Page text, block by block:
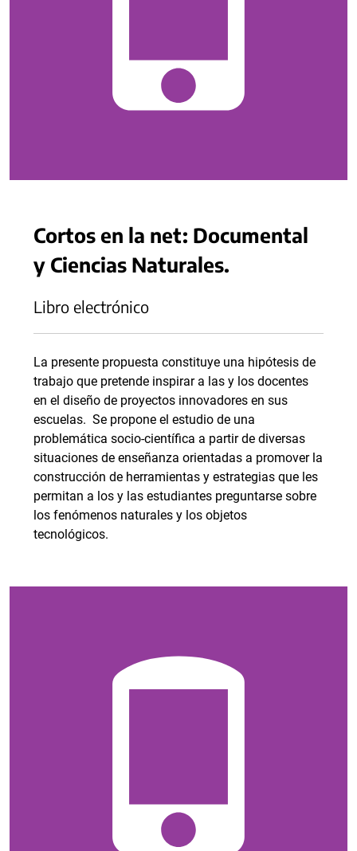
Cortos en la net: Documental
y Ciencias Naturales.
Libro electrónico
La presente propuesta constituye una hipótesis de
trabajo que pretende inspirar a las y los docentes
en el diseño de proyectos innovadores en sus
escuelas. Se propone el estudio de una
problemática socio-científica a partir de diversas
situaciones de enseñanza orientadas a promover la
construcción de herramientas y estrategias que les
permitan a los y las estudiantes preguntarse sobre
los fenómenos naturales y los objetos
tecnológicos.